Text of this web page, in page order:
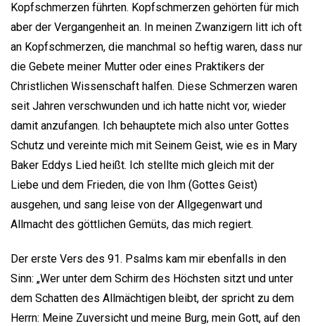
Kopfschmerzen führten. Kopfschmerzen gehörten für mich
aber der Vergangenheit an. In meinen Zwanzigern litt ich oft
an Kopfschmerzen, die manchmal so heftig waren, dass nur
die Gebete meiner Mutter oder eines Praktikers der
Christlichen Wissenschaft halfen. Diese Schmerzen waren
seit Jahren verschwunden und ich hatte nicht vor, wieder
damit anzufangen. Ich behauptete mich also unter Gottes
Schutz und vereinte mich mit Seinem Geist, wie es in Mary
Baker Eddys Lied heißt. Ich stellte mich gleich mit der
Liebe und dem Frieden, die von Ihm (Gottes Geist)
ausgehen, und sang leise von der Allgegenwart und
Allmacht des göttlichen Gemüts, das mich regiert.
Der erste Vers des 91. Psalms kam mir ebenfalls in den
Sinn: „Wer unter dem Schirm des Höchsten sitzt und unter
dem Schatten des Allmächtigen bleibt, der spricht zu dem
Herrn: Meine Zuversicht und meine Burg, mein Gott, auf den